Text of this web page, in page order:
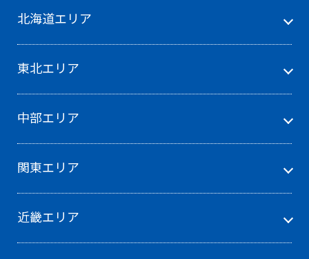
北海道エリア
東北エリア
中部エリア
関東エリア
近畿エリア